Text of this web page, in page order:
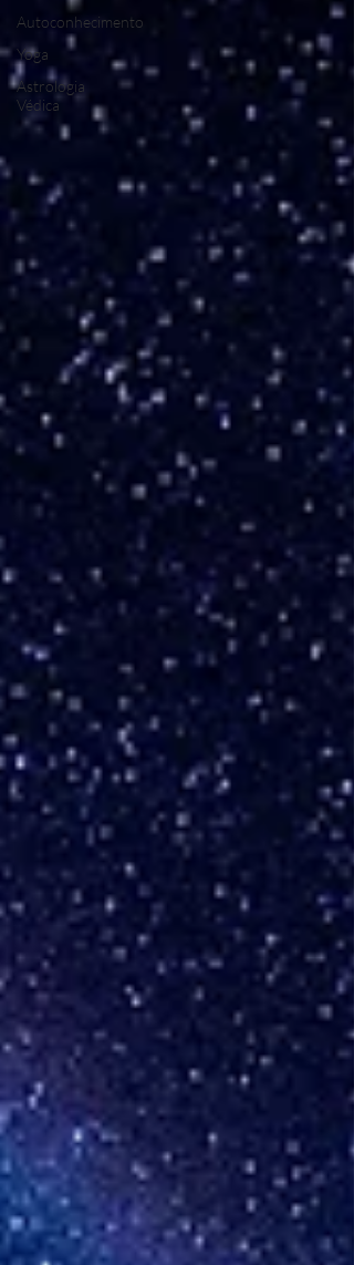
Autoconhecimento
Yoga
Astrologia
Védica